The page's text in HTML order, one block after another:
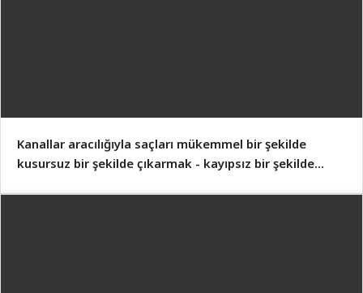
Kanallar aracılığıyla saçları mükemmel bir şekilde
kusursuz bir şekilde çıkarmak - kayıpsız bir şekilde